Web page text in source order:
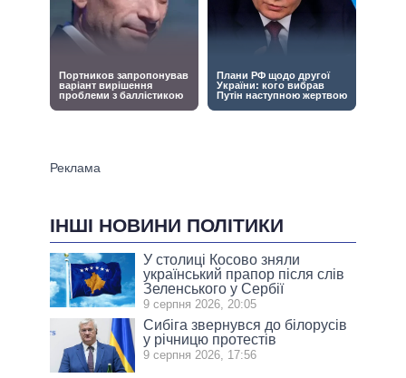
ІНШІ НОВИНИ ПОЛІТИКИ
У столиці Косово зняли
український прапор після слів
Зеленського у Сербії
9 серпня 2026, 20:05
Сибіга звернувся до білорусів
у річницю протестів
9 серпня 2026, 17:56